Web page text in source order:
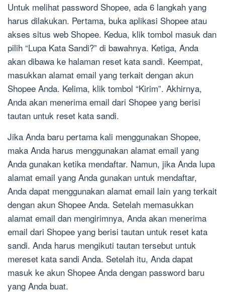
Untuk melihat password Shopee, ada 6 langkah yang
harus dilakukan. Pertama, buka aplikasi Shopee atau
akses situs web Shopee. Kedua, klik tombol masuk dan
pilih “Lupa Kata Sandi?” di bawahnya. Ketiga, Anda
akan dibawa ke halaman reset kata sandi. Keempat,
masukkan alamat email yang terkait dengan akun
Shopee Anda. Kelima, klik tombol “Kirim”. Akhirnya,
Anda akan menerima email dari Shopee yang berisi
tautan untuk reset kata sandi.
Jika Anda baru pertama kali menggunakan Shopee,
maka Anda harus menggunakan alamat email yang
Anda gunakan ketika mendaftar. Namun, jika Anda lupa
alamat email yang Anda gunakan untuk mendaftar,
Anda dapat menggunakan alamat email lain yang terkait
dengan akun Shopee Anda. Setelah memasukkan
alamat email dan mengirimnya, Anda akan menerima
email dari Shopee yang berisi tautan untuk reset kata
sandi. Anda harus mengikuti tautan tersebut untuk
mereset kata sandi Anda. Setelah itu, Anda dapat
masuk ke akun Shopee Anda dengan password baru
yang Anda buat.